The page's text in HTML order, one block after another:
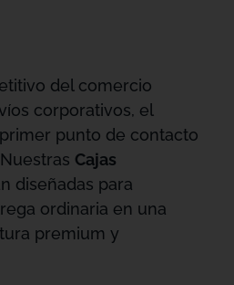
del comercio
corporativos, el
punto de contacto
Cajas
diseñadas para
ordinaria en una
premium y